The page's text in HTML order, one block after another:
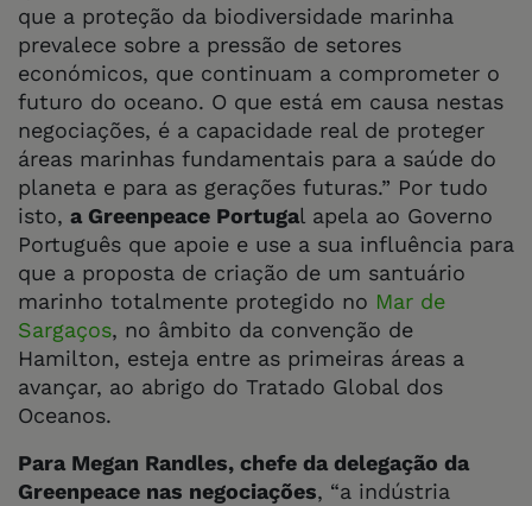
que a proteção da biodiversidade marinha
prevalece sobre a pressão de setores
económicos, que continuam a comprometer o
futuro do oceano. O que está em causa nestas
negociações, é a capacidade real de proteger
áreas marinhas fundamentais para a saúde do
planeta e para as gerações futuras.” Por tudo
isto, a Greenpeace Portugal apela ao Governo
Português que apoie e use a sua influência para
que a proposta de criação de um santuário
marinho totalmente protegido no Mar de
Sargaços, no âmbito da convenção de
Hamilton, esteja entre as primeiras áreas a
avançar, ao abrigo do Tratado Global dos
Oceanos.
Para Megan Randles, chefe da delegação da
Greenpeace nas negociações, “a indústria